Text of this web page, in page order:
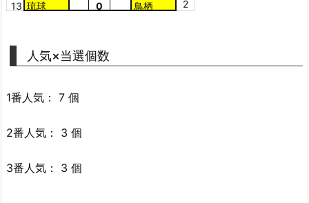
13 琉球 0 鳥栖 2
人気×当選個数
1番人気： 7 個
2番人気： 3 個
3番人気： 3 個